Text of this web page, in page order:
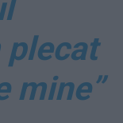
plecat
mine”